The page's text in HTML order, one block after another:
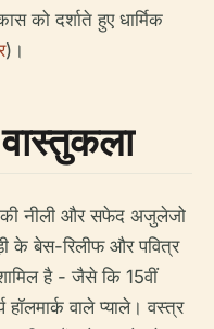
को दर्शाते हुए धार्मिक
)।
की नीली और सफेद अजुलेजो
के बेस-रिलीफ और पवित्र
है - जैसे कि 15वीं
वाले प्याले। वस्त्र